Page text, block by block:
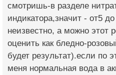
смотришь-в разделе
индикатора,значит - от5
неизвестно, а можно этот
оценить как бледно-
будет результат).если по
меня нормальная вода в